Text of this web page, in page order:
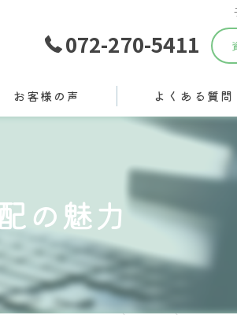
072-270-5411
お客様の声 よくある質問
の魅力